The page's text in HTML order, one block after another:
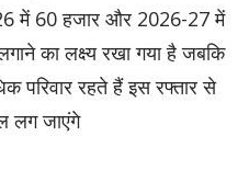
में 60 हजार और 2026-27 में
का लक्ष्य रखा गया है जबकि
रहते हैं इस रफ्तार से
लग जाएंगे